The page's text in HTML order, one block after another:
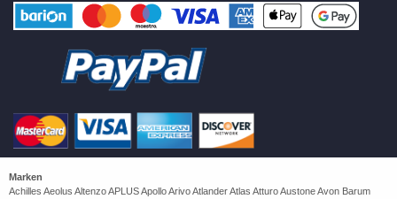
Marken
Achilles Aeolus Altenzo APLUS Apollo Arivo Atlander Atlas Atturo Austone Avon Barum